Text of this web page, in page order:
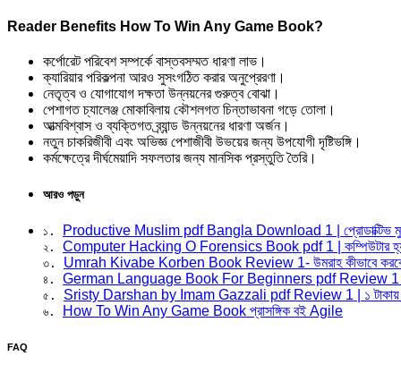
Reader Benefits How To Win Any Game Book?
কর্পোরেট পরিবেশ সম্পর্কে বাস্তবসম্মত ধারণা লাভ।
ক্যারিয়ার পরিকল্পনা আরও সুসংগঠিত করার অনুপ্রেরণা।
নেতৃত্ব ও যোগাযোগ দক্ষতা উন্নয়নের গুরুত্ব বোঝা।
পেশাগত চ্যালেঞ্জ মোকাবিলায় কৌশলগত চিন্তাভাবনা গড়ে তোলা।
আত্মবিশ্বাস ও ব্যক্তিগত ব্র্যান্ড উন্নয়নের ধারণা অর্জন।
নতুন চাকরিজীবী এবং অভিজ্ঞ পেশাজীবী উভয়ের জন্য উপযোগী দৃষ্টিভঙ্গি।
কর্মক্ষেত্রে দীর্ঘমেয়াদি সফলতার জন্য মানসিক প্রস্তুতি তৈরি।
আরও পড়ুন
১. Productive Muslim pdf Bangla Download 1 | প্রোডাক্টিভ
২. Computer Hacking O Forensics Book pdf 1 | কম্পিউটার
৩. Umrah Kivabe Korben Book Review 1- উমরাহ কীভাবে
৪. German Language Book For Beginners pdf Review 1 |
৫. Sristy Darshan by Imam Gazzali pdf Review 1 | ১
৬. How To Win Any Game Book প্রাসঙ্গিক বই Agile
FAQ